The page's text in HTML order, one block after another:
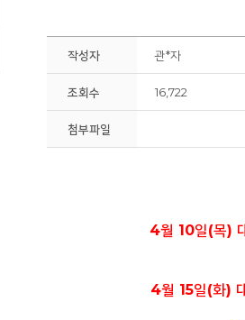
작성자 관*자
조회수 16,722
첨부파일
4월 10일(목)
4월 15일(화)